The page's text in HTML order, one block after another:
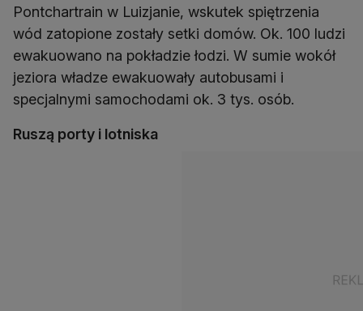
Pontchartrain w Luizjanie, wskutek spiętrzenia
wód zatopione zostały setki domów. Ok. 100 ludzi
ewakuowano na pokładzie łodzi. W sumie wokół
jeziora władze ewakuowały autobusami i
specjalnymi samochodami ok. 3 tys. osób.
Ruszą porty i lotniska